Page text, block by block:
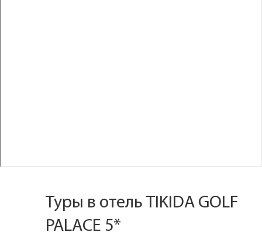
Туры в отель TIKIDA GOLF
PALACE 5*